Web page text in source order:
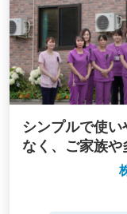
シンプルで使
なく、ご家族